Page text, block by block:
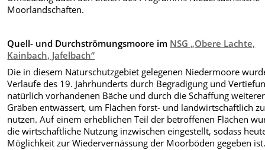
Moorlandschaften.
Quell- und Durchströmungsmoore im NSG „Obere Lachte,
Kainbach, Jafelbach“
Die in diesem Naturschutzgebiet gelegenen Niedermoore
Verlaufe des 19. Jahrhunderts durch Begradigung und
natürlich vorhandenen Bäche und durch die Schaffung weiterer
Gräben entwässert, um Flächen forst- und landwirtschaftlich zu
nutzen. Auf einem erheblichen Teil der betroffenen Flächen
die wirtschaftliche Nutzung inzwischen eingestellt, sodass
Möglichkeit zur Wiedervernässung der Moorböden gegeben